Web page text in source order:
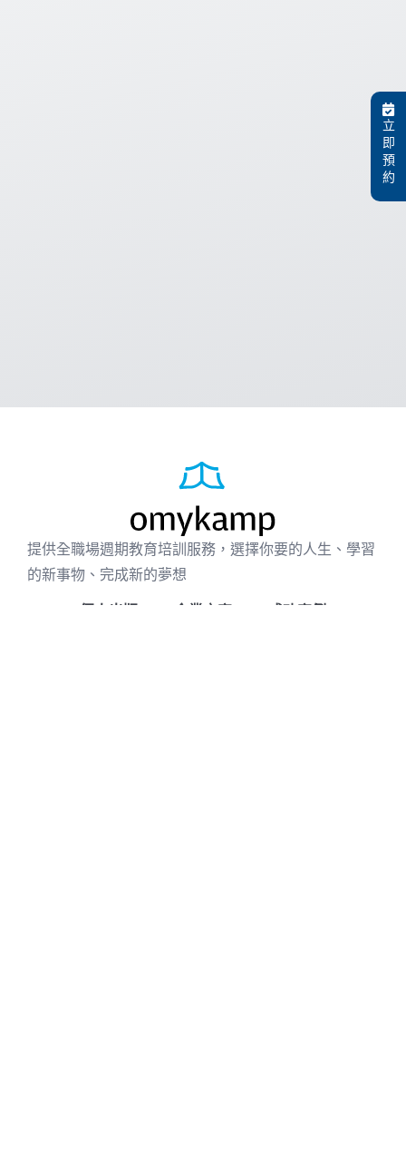
提供全職場週期教育培訓服務，選擇你要的人生、學習
的新事物、完成新的夢想
個人出版
企業方案 成功案例
立
即
預
約